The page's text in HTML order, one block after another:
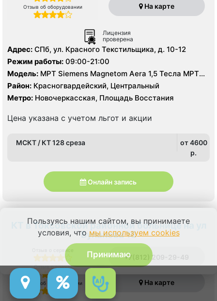
Отзыв об оборудовании На карте
Лицензия
проверена
Адрес: СПб, ул. Красного Текстильщика, д. 10-12
Режим работы: 09:00-21:00
Модель: МРТ Siemens Magnetom Aera 1,5 Тесла МРТ
GE Signa Excite HD 1,5 Тесла, МСКТ Philips Brilliance (64
среза) МСКТ Philips Ingenuity (128 срезов), УЗИ
экспертного класса, цифровой рентген
Район: Красногвардейский, Центральный
Метро: Новочеркасская, Площадь Восстания
Цена указана с учетом льгот и акции
МСКТ / КТ 128 среза
от 4600
p.
Онлайн запись
КТ в Токсовской районной больнице на ул
Буланова 18
Отзыв о сервисе
Отзыв о врачах
Отзыв об оборудовании
+7(812) 209-29-49
На карте
Пользуясь нашим сайтом, вы принимаете
условия, что мы используем cookies
Принимаю